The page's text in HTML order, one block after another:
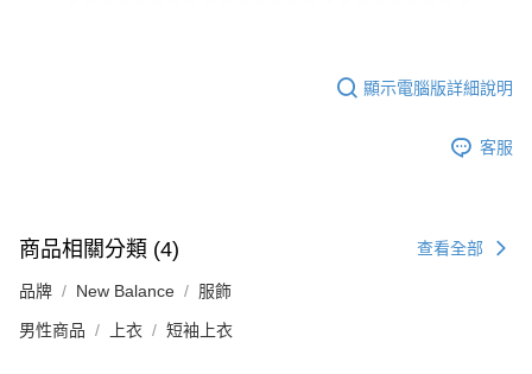
顯示電腦版詳細說明
客服
商品相關分類 (4) 查看全部
品牌 New Balance 服飾
男性商品 上衣 短袖上衣